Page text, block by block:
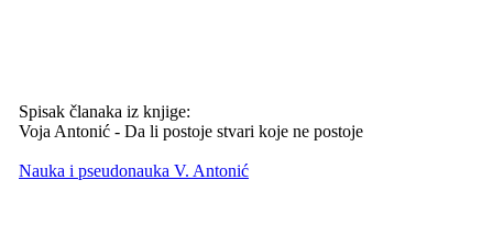
Spisak članaka iz knjige:
Voja Antonić - Da li postoje stvari koje ne postoje
Nauka i pseudonauka V. Antonić